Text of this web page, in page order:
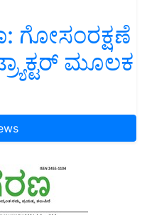
ಗೋಸಂರಕ್ಷಣೆ
ಮೂಲಕ